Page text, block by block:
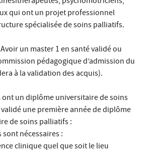
qui ont un projet professionnel
spécialisée de soins palliatifs.
un master 1 en santé validé ou
pédagogique d’admission du
à la validation des acquis).
ont un diplôme universitaire de soins
une première année de diplôme
de soins palliatifs :
nécessaires :
clinique quel que soit le lieu